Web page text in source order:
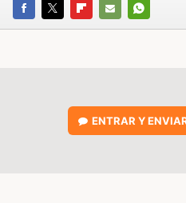
FACEBOOK
TWITTERFLIPBOARD
E-
ENTRAR Y